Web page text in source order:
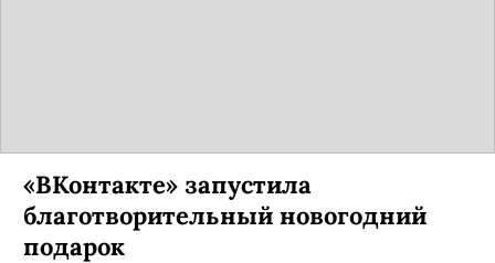
«ВКонтакте» запустила
благотворительный новогодний
подарок